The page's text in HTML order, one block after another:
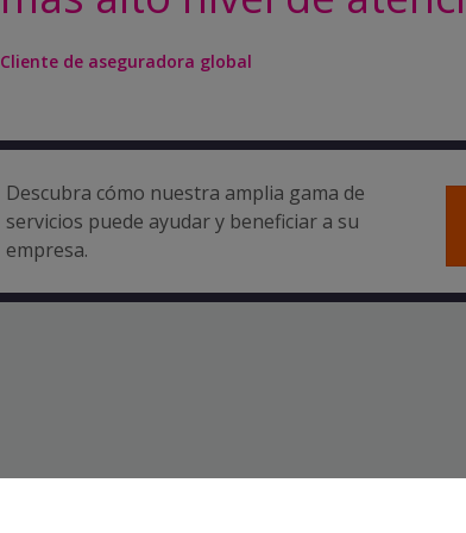
Cliente de aseguradora global
Descubra cómo nuestra amplia gama de
servicios puede ayudar y beneficiar a su
empresa.